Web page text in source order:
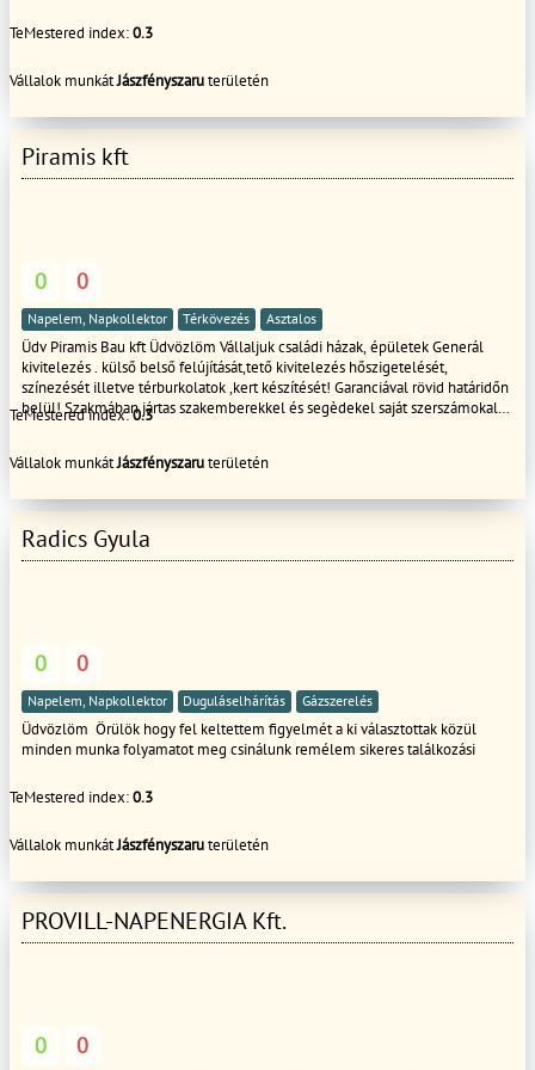
TeMestered index:0.3
Vállalok munkátJászfényszaruterületén
Piramis kft
0 0
Napelem, Napkollektor Térkövezés Asztalos
Üdv Piramis Bau kft Üdvözlöm Vállaljuk családi házak, épületek Generál
kivitelezés . külső belső felújítását,tető kivitelezés hőszigetelését,
színezését illetve térburkolatok ,kert készítését! Garanciával rövid határidőn
belül! Szakmában jártas szakemberekkel és segèdekel saját szerszámokal
TeMestered index:0.3
Vállalok munkátJászfényszaruterületén
Radics Gyula
0 0
Napelem, Napkollektor Duguláselhárítás Gázszerelés
Üdvözlöm Örülök hogy fel keltettem figyelmét a ki választottak közül
minden munka folyamatot meg csinálunk remélem sikeres találkozási
TeMestered index:0.3
Vállalok munkátJászfényszaruterületén
PROVILL-NAPENERGIA Kft.
0 0